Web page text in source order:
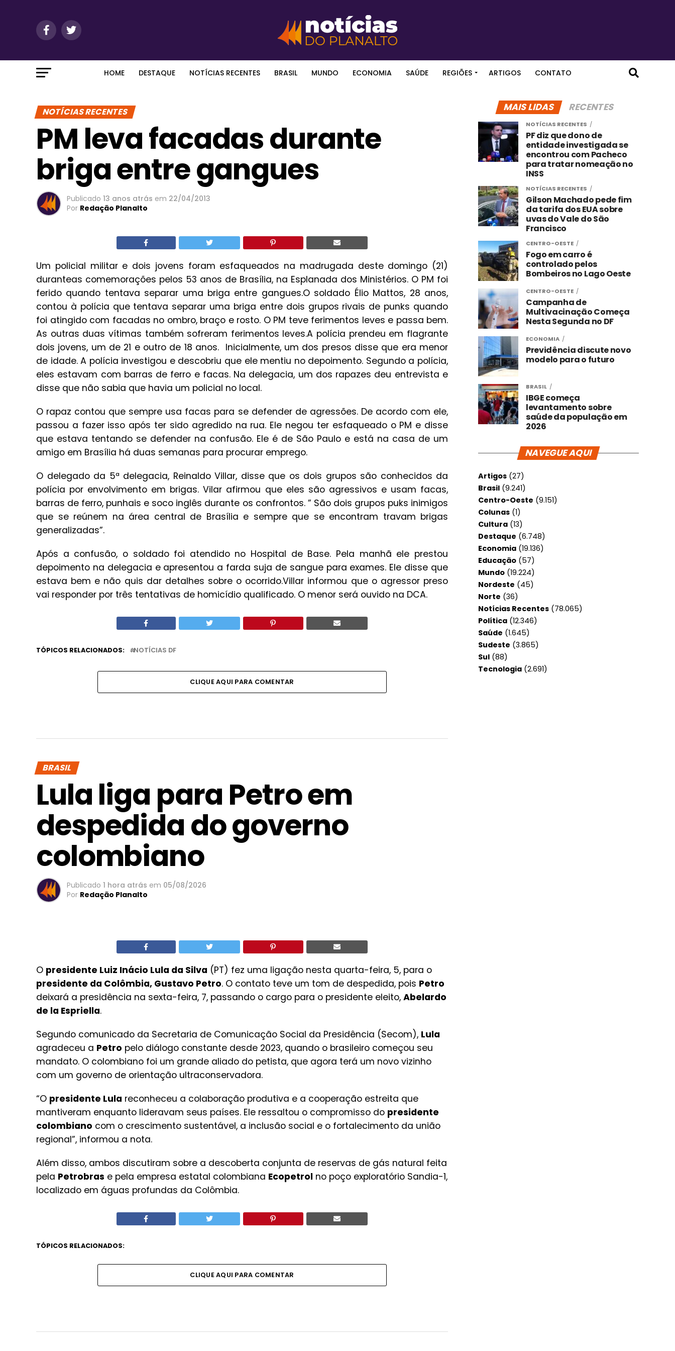
HOME DESTAQUE NOTÍCIAS RECENTES BRASIL MUNDO ECONOMIA SAÚDE REGIÕES ARTIGOS CONTATO
NOTÍCIAS RECENTES
PM leva facadas durante
briga entre gangues
Publicado 13 anos atrás em 22/04/2013
Por Redação Planalto
Um policial militar e dois jovens foram esfaqueados na madrugada deste domingo (21)
duranteas comemorações pelos 53 anos de Brasília, na Esplanada dos Ministérios. O PM foi
ferido quando tentava separar uma briga entre gangues.O soldado Élio Mattos, 28 anos,
contou à polícia que tentava separar uma briga entre dois grupos rivais de punks quando
foi atingido com facadas no ombro, braço e rosto. O PM teve ferimentos leves e passa bem.
As outras duas vítimas também sofreram ferimentos leves.A polícia prendeu em flagrante
dois jovens, um de 21 e outro de 18 anos. Inicialmente, um dos presos disse que era menor
de idade. A polícia investigou e descobriu que ele mentiu no depoimento. Segundo a polícia,
eles estavam com barras de ferro e facas. Na delegacia, um dos rapazes deu entrevista e
disse que não sabia que havia um policial no local.
O rapaz contou que sempre usa facas para se defender de agressões. De acordo com ele,
passou a fazer isso após ter sido agredido na rua. Ele negou ter esfaqueado o PM e disse
que estava tentando se defender na confusão. Ele é de São Paulo e está na casa de um
amigo em Brasília há duas semanas para procurar emprego.
O delegado da 5ª delegacia, Reinaldo Villar, disse que os dois grupos são conhecidos da
polícia por envolvimento em brigas. Vilar afirmou que eles são agressivos e usam facas,
barras de ferro, punhais e soco inglês durante os confrontos. ” São dois grupos puks inimigos
que se reúnem na área central de Brasília e sempre que se encontram travam brigas
generalizadas”.
Após a confusão, o soldado foi atendido no Hospital de Base. Pela manhã ele prestou
depoimento na delegacia e apresentou a farda suja de sangue para exames. Ele disse que
estava bem e não quis dar detalhes sobre o ocorrido.Villar informou que o agressor preso
vai responder por três tentativas de homicídio qualificado. O menor será ouvido na DCA.
TÓPICOS RELACIONADOS: NOTÍCIAS DF
CLIQUE AQUI PARA COMENTAR
BRASIL
Lula liga para Petro em
despedida do governo
colombiano
Publicado 1 hora atrás em 05/08/2026
Por Redação Planalto
O presidente Luiz Inácio Lula da Silva (PT) fez uma ligação nesta quarta-feira, 5, para o
presidente da Colômbia, Gustavo Petro. O contato teve um tom de despedida, pois Petro
deixará a presidência na sexta-feira, 7, passando o cargo para o presidente eleito, Abelardo
de la Espriella.
Segundo comunicado da Secretaria de Comunicação Social da Presidência (Secom), Lula
agradeceu a Petro pelo diálogo constante desde 2023, quando o brasileiro começou seu
mandato. O colombiano foi um grande aliado do petista, que agora terá um novo vizinho
com um governo de orientação ultraconservadora.
“O presidente Lula reconheceu a colaboração produtiva e a cooperação estreita que
mantiveram enquanto lideravam seus países. Ele ressaltou o compromisso do presidente
colombiano com o crescimento sustentável, a inclusão social e o fortalecimento da união
regional”, informou a nota.
Além disso, ambos discutiram sobre a descoberta conjunta de reservas de gás natural feita
pela Petrobras e pela empresa estatal colombiana Ecopetrol no poço exploratório Sandia-1,
localizado em águas profundas da Colômbia.
TÓPICOS RELACIONADOS:
CLIQUE AQUI PARA COMENTAR
MAIS LIDAS RECENTES
NOTÍCIAS RECENTES
PF diz que dono de
entidade investigada se
encontrou com Pacheco
para tratar nomeação no
INSS
NOTÍCIAS RECENTES
Gilson Machado pede fim
da tarifa dos EUA sobre
uvas do Vale do São
Francisco
CENTRO-OESTE
Fogo em carro é
controlado pelos
Bombeiros no Lago Oeste
CENTRO-OESTE
Campanha de
Multivacinação Começa
Nesta Segunda no DF
ECONOMIA
Previdência discute novo
modelo para o futuro
BRASIL
IBGE começa
levantamento sobre
saúde da população em
2026
NAVEGUE AQUI
Artigos (27)
Brasil (9.241)
Centro-Oeste (9.151)
Colunas (1)
Cultura (13)
Destaque (6.748)
Economia (19.136)
Educação (57)
Mundo (19.224)
Nordeste (45)
Norte (36)
Notícias Recentes (78.065)
Política (12.346)
Saúde (1.645)
Sudeste (3.865)
Sul (88)
Tecnologia (2.691)